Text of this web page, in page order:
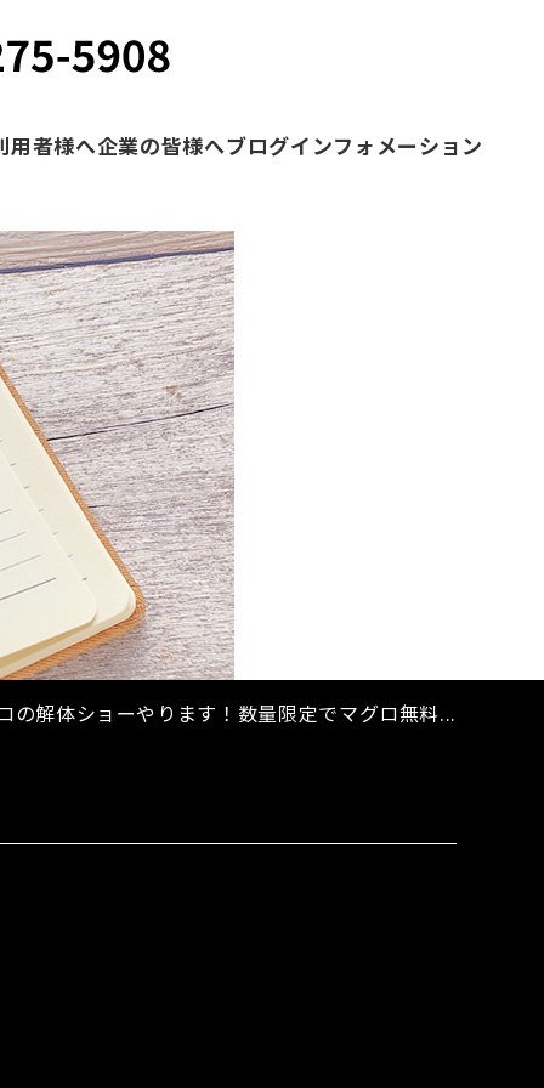
用者様へ企業の皆様へブログインフォメーション
の解体ショーやります！数量限定でマグロ無料...